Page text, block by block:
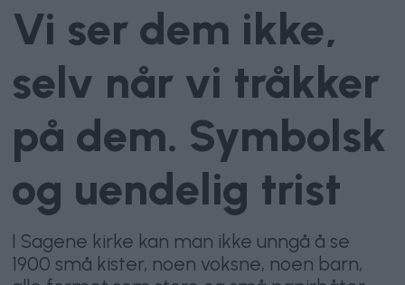
Vi ser dem ikke,
selv når vi tråkker
på dem. Symbolsk
og uendelig trist
I Sagene kirke kan man ikke unngå å se
1900 små kister, noen voksne, noen barn,